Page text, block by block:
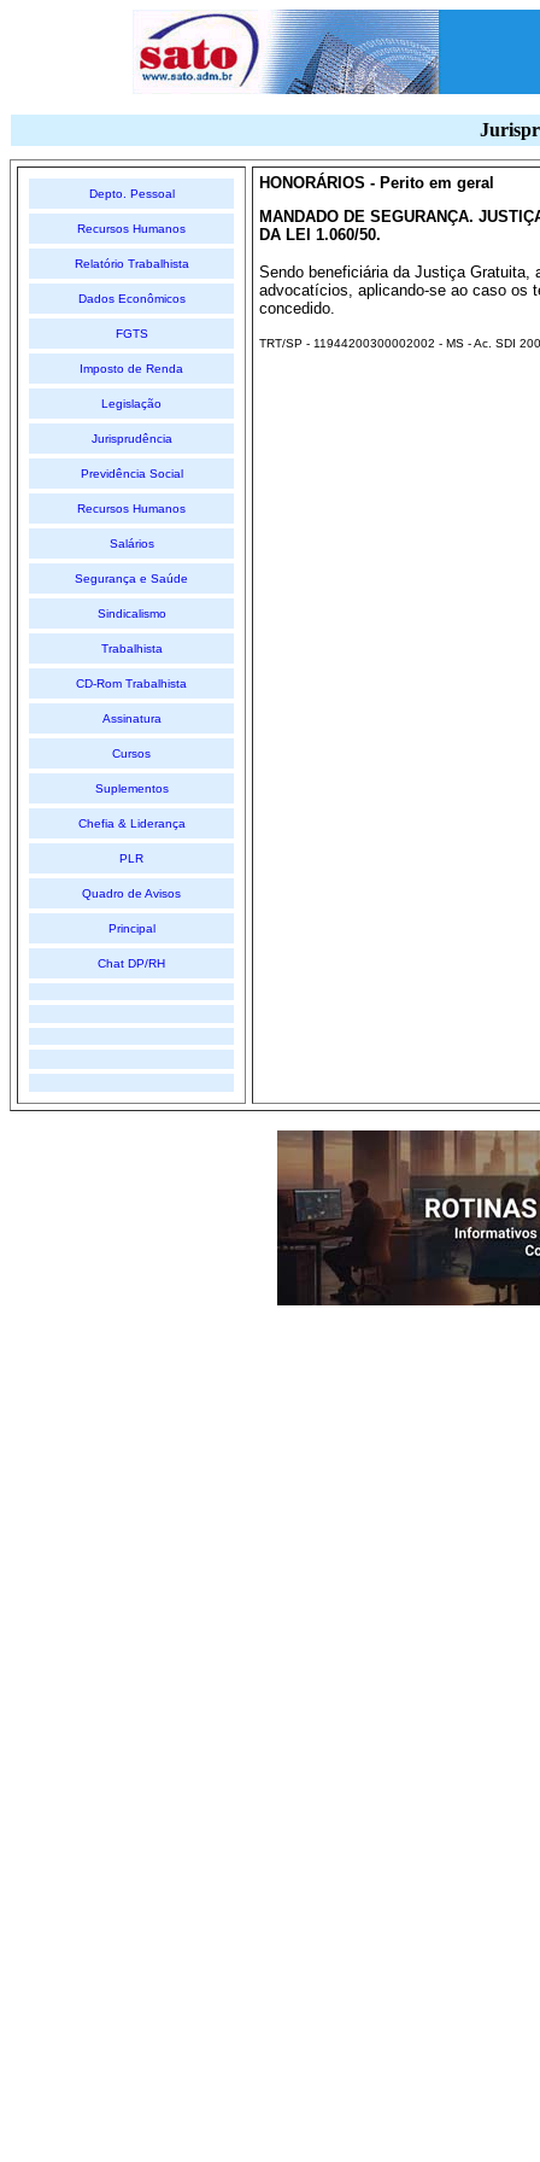
Depto. Pessoal
Recursos Humanos
Relatório Trabalhista
Dados Econômicos
FGTS
Imposto de Renda
Legislação
Jurisprudência
Previdência Social
Recursos Humanos
Salários
Segurança e Saúde
Sindicalismo
Trabalhista
CD-Rom Trabalhista
Assinatura
Cursos
Suplementos
Chefia & Liderança
PLR
Quadro de Avisos
Principal
Chat DP/RH
HONORÁRIOS - Perito em geral
MANDADO DE SEGURANÇA.
DA LEI 1.060/50.
Sendo beneficiária da Justiça Gratuita,
advocatícios, aplicando-se ao caso os
concedido.
TRT/SP - 11944200300002002 - MS - Ac. SDI